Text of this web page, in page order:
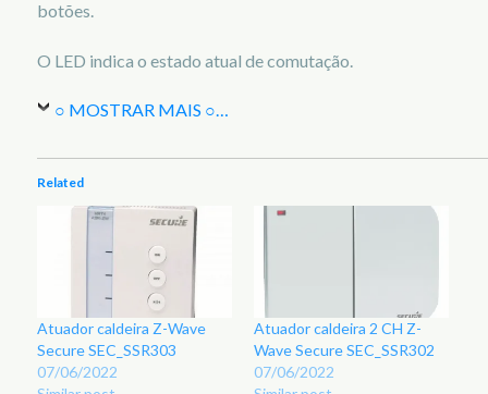
botões.
O LED indica o estado atual de comutação.
○ MOSTRAR MAIS ○…
Related
Atuador caldeira Z-Wave
Secure SEC_SSR303
07/06/2022
Atuador caldeira 2 CH Z-
Wave Secure SEC_SSR302
07/06/2022